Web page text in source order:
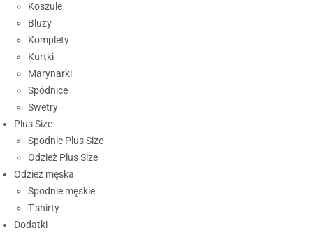
Koszule
Bluzy
Komplety
Kurtki
Marynarki
Spódnice
Swetry
Plus Size
Spodnie Plus Size
Odzież Plus Size
Odzież męska
Spodnie męskie
T-shirty
Dodatki